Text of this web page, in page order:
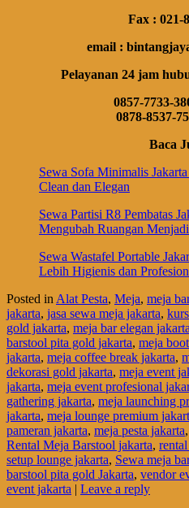
Fax : 021-
email :
Pelayanan 24 jam
0857-7733-
0878-8537-
Baca
Sewa Sofa Minimalis
Clean dan Elegan
Sewa Partisi R8 Pembatas
Mengubah Ruangan
Sewa Wastafel Portable
Lebih Higienis dan
Posted in Alat Pesta, Meja, meja
jakarta, jasa sewa meja jakarta,
gold jakarta, meja bar elegan jakarta
barstool pita gold jakarta, meja
jakarta, meja coffee break jakarta,
dekorasi gold jakarta, meja event
jakarta, meja event profesional
gathering jakarta, meja launching
jakarta, meja lounge premium
pameran jakarta, meja pesta jakarta,
Rental Meja Barstool jakarta,
setup lounge jakarta, Sewa meja
barstool pita gold Jakarta, vendor
event jakarta | Leave a reply